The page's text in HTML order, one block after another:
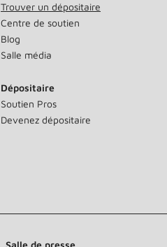
Trouver un dépositaire
Centre de soutien
Blog
Salle média
Dépositaire
Soutien Pros
Devenez dépositaire